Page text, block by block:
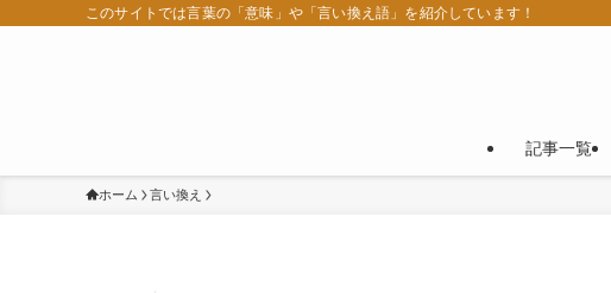
このサイトでは言葉の「意味」や「言い換え語」を紹介しています！
記事一覧
ホーム 言い換え